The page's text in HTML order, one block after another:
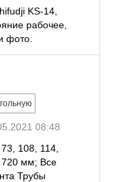
KS-14,
рабочее,
фото.
нет.
08:48
108, 114,
720 мм; Все
Трубы